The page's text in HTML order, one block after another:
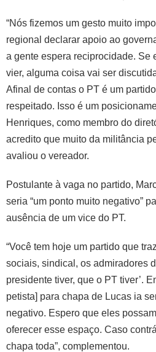
“Nós fizemos um gesto muito
regional declarar apoio ao
a gente espera reciprocidade. Se
vier, alguma coisa vai ser
Afinal de contas o PT é um
respeitado. Isso é um
Henriques, como membro do
acredito que muito da militância
avaliou o vereador.
Postulante à vaga no partido,
seria “um ponto muito negativo”
ausência de um vice do PT.
“Você tem hoje um partido que
sociais, sindical, os admiradores
presidente tiver, que o PT tiver’.
petista] para chapa de Lucas ia
negativo. Espero que eles
oferecer esse espaço. Caso
chapa toda”, complementou.